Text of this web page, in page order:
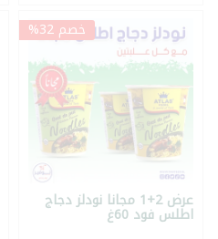
خصم 32%
عرض 2+1 مجانا نودلز دجاج
اطلس فود 60غ